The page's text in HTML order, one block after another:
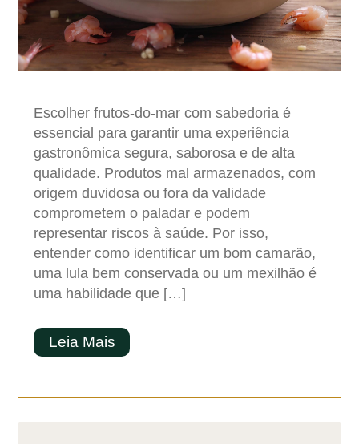
Escolher frutos-do-mar com sabedoria é
essencial para garantir uma experiência
gastronômica segura, saborosa e de alta
qualidade. Produtos mal armazenados, com
origem duvidosa ou fora da validade
comprometem o paladar e podem
representar riscos à saúde. Por isso,
entender como identificar um bom camarão,
uma lula bem conservada ou um mexilhão é
uma habilidade que […]
Leia Mais